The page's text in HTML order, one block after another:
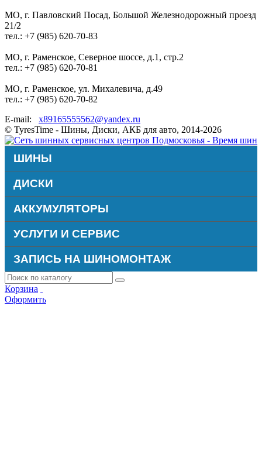
МО, г. Павловский Посад, Большой Железнодорожный проезд
21/2
тел.: +7 (985) 620-70-83
МО, г. Раменское, Северное шоссе, д.1, стр.2
тел.: +7 (985) 620-70-81
МО, г. Раменское, ул. Михалевича, д.49
тел.: +7 (985) 620-70-82
E-mail: x89165555562@yandex.ru
© TyresTime - Шины, Диски, АКБ для авто, 2014-2026
ШИНЫ
ДИСКИ
АККУМУЛЯТОРЫ
УСЛУГИ И СЕРВИС
ЗАПИСЬ НА ШИНОМОНТАЖ
Корзина
Оформить